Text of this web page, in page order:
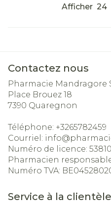
Afficher
Contactez nous
Pharmacie Mandragore
Place Brouez 18
7390 Quaregnon
Téléphone: +3265782459
Courriel: info@
Numéro de licence:
Pharmacien
Numéro TVA:
Service à la clientèle